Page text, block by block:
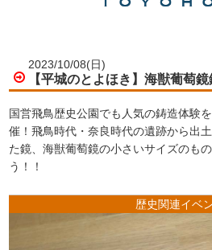
2023/10/08(日)
【平城のとよほき】海獣葡萄
国営飛鳥歴史公園でも人気の鋳造体験
催！飛鳥時代・奈良時代の遺跡から出
た鏡、海獣葡萄鏡の小さいサイズのも
う！！
歴史関連イベ